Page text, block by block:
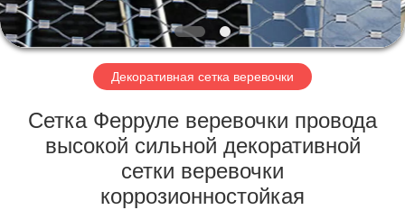
ПУТЕШЕСТВИЕ
ФАБРИКИ
ПРОВЕРКА
КАЧЕСТВА
Декоративная сетка веревочки
Сетка Ферруле веревочки провода
высокой сильной декоративной
сетки веревочки
коррозионностойкая